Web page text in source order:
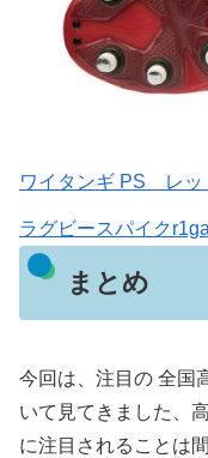
ワイタンギ PS レッ
ラグビースパイク
まとめ
今回は、注目の 全国
いて見てきました、
に注目されることは